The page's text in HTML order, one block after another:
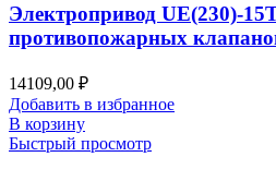
Электропривод UE(230)-
противопожарных
14109,00 ₽
Добавить в избранное
В корзину
Быстрый просмотр